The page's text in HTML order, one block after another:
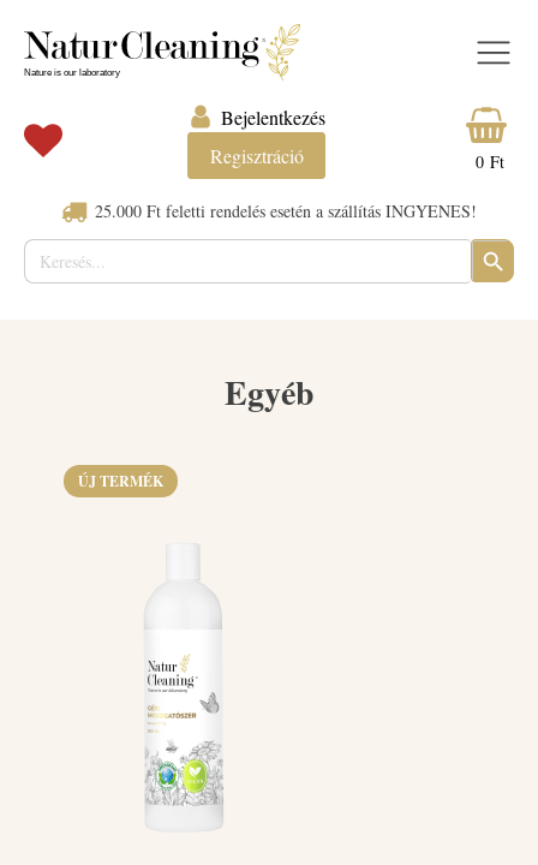
25.000 Ft feletti rendelés esetén a szállítás INGYENES!
Keresés:
SEARCH
BUTTON
Bejelentkezés
Regisztráció
0 Ft
Egyéb
ÚJ TERMÉK